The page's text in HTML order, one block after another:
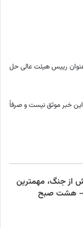
عنوان رییس هیئت عالی حل
این خبر موثق نیست و صرفاً
از جنگ، مهمترین
هشت صبح